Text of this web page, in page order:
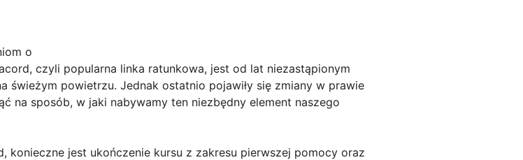
o
czyli popularna linka ratunkowa, jest od lat niezastąpionym
świeżym powietrzu. Jednak ostatnio pojawiły się zmiany w prawie
na sposób, w jaki nabywamy ten niezbędny element naszego
konieczne jest ukończenie kursu z zakresu pierwszej pomocy oraz